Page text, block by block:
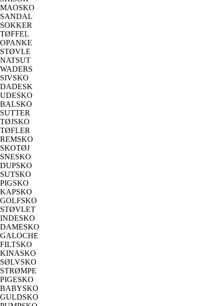
MAOSKO
SANDAL
SOKKER
TØFFEL
OPANKE
STØVLE
NATSUT
WADERS
SIVSKO
DADESK
UDESKO
BALSKO
SUTTER
TØJSKO
TØFLER
REMSKO
SKOTØJ
SNESKO
DUPSKO
SUTSKO
PIGSKO
KAPSKO
GOLFSKO
STØVLET
INDESKO
DAMESKO
GALOCHE
FILTSKO
KINASKO
SØLVSKO
STRØMPE
PIGESKO
BABYSKO
GULDSKO